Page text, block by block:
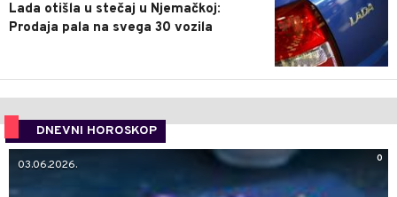
Lada otišla u stečaj u Njemačkoj:
Prodaja pala na svega 30 vozila
DNEVNI HOROSKOP
0
03.06.2026.